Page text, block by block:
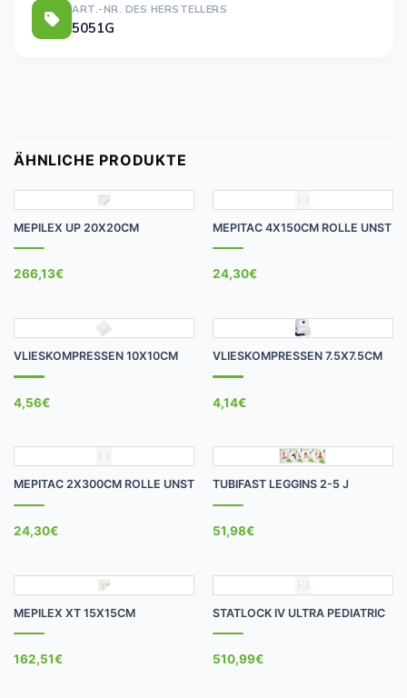
ART.-NR. DES HERSTELLERS
5051G
ÄHNLICHE PRODUKTE
MEPILEX UP 20X20CM
266,13€
MEPITAC 4X150CM ROLLE UNST
24,30€
VLIESKOMPRESSEN 10X10CM
4,56€
VLIESKOMPRESSEN 7.5X7.5CM
4,14€
MEPITAC 2X300CM ROLLE UNST
24,30€
TUBIFAST LEGGINS 2-5 J
51,98€
MEPILEX XT 15X15CM
162,51€
STATLOCK IV ULTRA PEDIATRIC
510,99€